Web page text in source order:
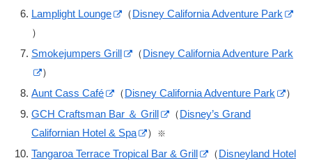
Lamplight Lounge
（Disney California Adventure Park
）
Smokejumpers Grill
（Disney California Adventure Park
）
Aunt Cass Café
（Disney California Adventure Park
）
GCH Craftsman Bar ＆ Grill
（Disney’s Grand
Californian Hotel & Spa
） ※
Tangaroa Terrace Tropical Bar & Grill （Disneyland Hotel